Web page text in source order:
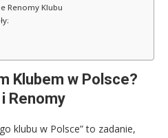
Renomy Klubu
Klubem w Polsce?
Renomy
klubu w Polsce” to zadanie,